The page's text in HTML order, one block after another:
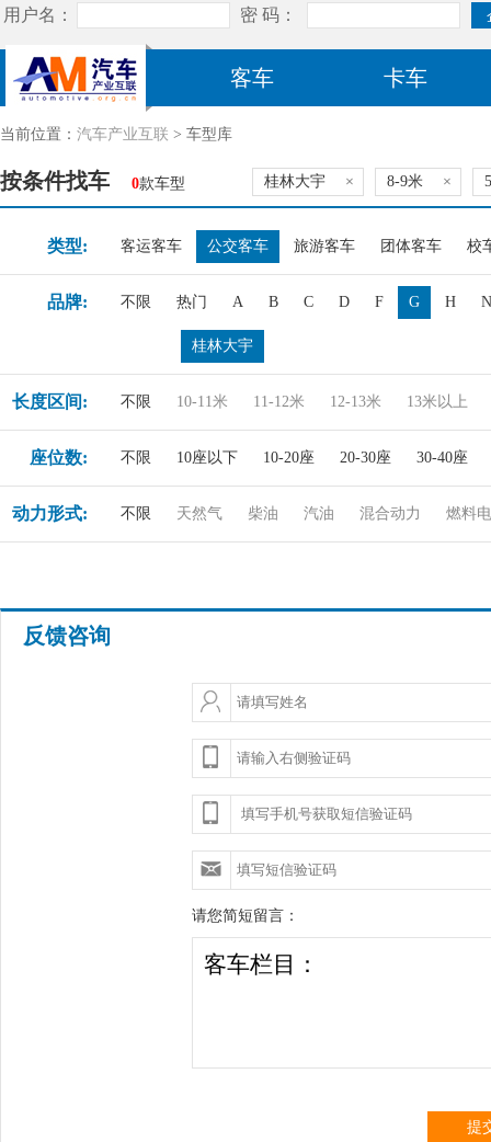
客车 卡车
当前位置： 汽车产业互联 > 车型库
按条件找车 0款车型 桂林大宇 × 8-9米 ×
类型: 客运客车 公交客车 旅游客车 团体客车 校
品牌: 不限 热门 A B C D F G H N
桂林大宇
长度区间: 不限 10-11米 11-12米 12-13米 13米以上
座位数: 不限 10座以下 10-20座 20-30座 30-40座
动力形式: 不限 天然气 柴油 汽油 混合动力 燃料
反馈咨询
请您简短留言：
提